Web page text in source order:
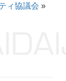
ィ協議会 »